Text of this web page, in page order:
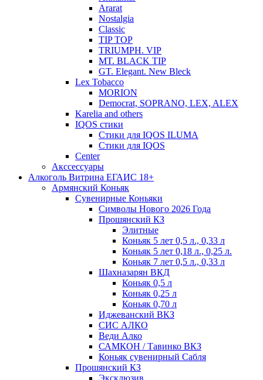
Ararat
Nostalgia
Classic
TIP TOP
TRIUMPH. VIP
MT. BLACK TIP
GT. Elegant. New Bleck
Lex Tobacco
MORION
Democrat, SOPRANO, LEX, ALEX
Karelia and others
IQOS стики
Стики для IQOS ILUMA
Стики для IQOS
Сenter
Акссессуары
Алкоголь Витрина ЕГАИС 18+
Армянский Коньяк
Сувенирные Коньяки
Символы Нового 2026 Года
Прошянский КЗ
Элитные
Коньяк 5 лет 0,5 л., 0,33 л
Коньяк 5 лет 0,18 л., 0,25 л.
Коньяк 7 лет 0,5 л., 0,33 л
Шахназарян ВКД
Коньяк 0,5 л
Коньяк 0,25 л
Коньяк 0,70 л
Иджеванский ВКЗ
СИС АЛКО
Веди Алко
САМКОН / Тавинко ВКЗ
Коньяк сувенирный Сабля
Прошянский КЗ
Эксклюзив